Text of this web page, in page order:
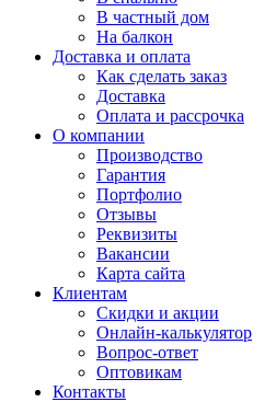
В частный дом
На балкон
Доставка и оплата
Как сделать заказ
Доставка
Оплата и рассрочка
О компании
Производство
Гарантия
Портфолио
Отзывы
Реквизиты
Вакансии
Карта сайта
Клиентам
Скидки и акции
Онлайн-калькулятор
Вопрос-ответ
Оптовикам
Контакты